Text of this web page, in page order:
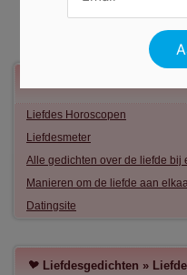
Liefdes Horoscopen
Liefdesmeter
Alle gedichten over de liefde bij
Manieren om de liefde aan
Datingsite
Liefdesgedichten »